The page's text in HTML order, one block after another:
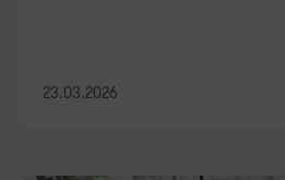
23.03.2026